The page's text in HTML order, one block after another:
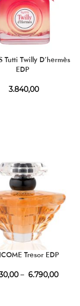
Tutti Twilly D’hermès
EDP
3.840,00
Tresor EDP
– 6.790,00